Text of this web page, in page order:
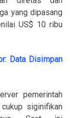
yang dipasang
US$ 10 ribu
Data Disimpan
pemerintah
siginifikan